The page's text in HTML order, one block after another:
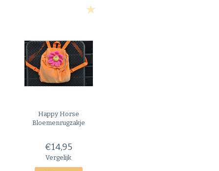
Happy Horse
Bloemenrugzakje
€14,95
Vergelijk